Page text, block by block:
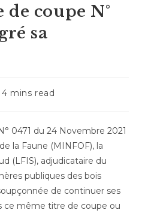
de coupe N°
sa
4 mins read
0471 du 24 Novembre 2021
la Faune (MINFOF), la
(LFIS), adjudicataire du
publiques des bois
de continuer ses
ce même titre de coupe ou